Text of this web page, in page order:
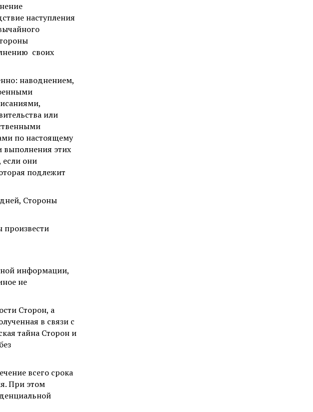
наступления
своих
наводнением,
или
по настоящему
выполнения этих
если они
подлежит
Стороны
произвести
информации,
не
Сторон, а
в связи с
тайна Сторон и
всего срока
При этом